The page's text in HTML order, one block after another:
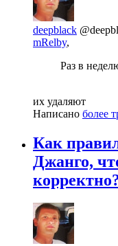
deepblack
mRelby,
Раз в
их удаляют
Написано более
Как
Джанго,